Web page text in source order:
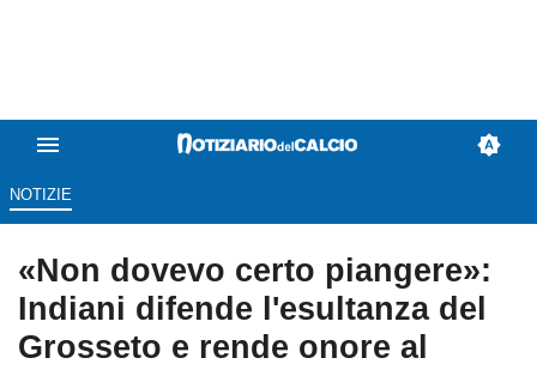
NOTIZIE
«Non dovevo certo piangere»:
Indiani difende l'esultanza del
Grosseto e rende onore al